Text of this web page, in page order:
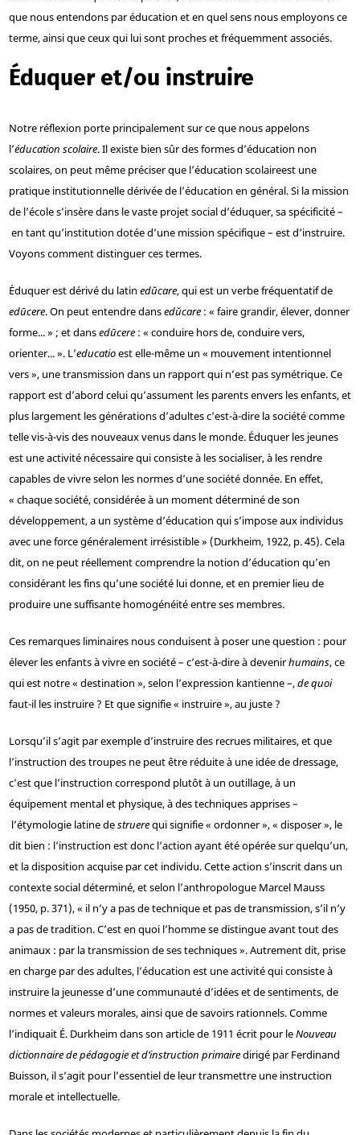
que nous entendons par éducation et en quel sens nous employons ce
terme, ainsi que ceux qui lui sont proches et fréquemment associés.
Éduquer et/ou instruire
Notre réflexion porte principalement sur ce que nous appelons
l’éducation scolaire. Il existe bien sûr des formes d’éducation non
scolaires, on peut même préciser que l’éducation scolaireest une
pratique institutionnelle dérivée de l’éducation en général. Si la mission
de l’école s’insère dans le vaste projet social d’éduquer, sa spécificité –
en tant qu’institution dotée d’une mission spécifique – est d’instruire.
Voyons comment distinguer ces termes.
Éduquer est dérivé du latin edŭcare, qui est un verbe fréquentatif de
edūcere. On peut entendre dansedŭcare: « faire grandir, élever, donner
forme... » ; et dansedūcere: « conduire hors de, conduire vers,
orienter... ». L’educatioest elle-même un « mouvement intentionnel
vers », une transmission dans un rapport qui n’est pas symétrique. Ce
rapport est d’abord celui qu’assument les parents envers les enfants, et
plus largement les générations d’adultes c’est-à-dire la société comme
telle vis-à-vis des nouveaux venus dans le monde. Éduquer les jeunes
est une activité nécessaire qui consiste à les socialiser, à les rendre
capables de vivre selon les normes d’une société donnée. En effet,
« chaque société, considérée à un moment déterminé de son
développement, a un système d’éducation qui s’impose aux individus
avec une force généralement irrésistible » (Durkheim, 1922, p. 45). Cela
dit, on ne peut réellement comprendre la notion d’éducation qu’en
considérant les fins qu’une société lui donne, et en premier lieu de
produire une suffisante homogénéité entre ses membres.
Ces remarques liminaires nous conduisent à poser une question : pour
élever les enfants à vivre en société – c’est-à-dire à devenirhumains, ce
qui est notre « destination », selon l’expression kantienne –,de quoi
faut-il les instruire ? Et que signifie « instruire », au juste ?
Lorsqu’il s’agit par exemple d’instruire des recrues militaires, et que
l’instruction des troupes ne peut être réduite à une idée de dressage,
c’est que l’instruction correspond plutôt à un outillage, à un
équipement mental et physique, à des techniques apprises –
l’étymologie latine destruerequi signifie « ordonner », « disposer », le
dit bien : l’instruction est donc l’action ayant été opérée sur quelqu’un,
et la disposition acquise par cet individu. Cette action s’inscrit dans un
contexte social déterminé, et selon l’anthropologue Marcel Mauss
(1950, p. 371), « il n’y a pas de technique et pas de transmission, s’il n’y
a pas de tradition. C’est en quoi l’homme se distingue avant tout des
animaux : par la transmission de ses techniques ». Autrement dit, prise
en charge par des adultes, l’éducation est une activité qui consiste à
instruire la jeunesse d’une communauté d’idées et de sentiments, de
normes et valeurs morales, ainsi que de savoirs rationnels. Comme
l’indiquait É. Durkheim dans son article de 1911 écrit pour leNouveau
dictionnaire de pédagogie et d’instruction primairedirigé par Ferdinand
Buisson, il s’agit pour l’essentiel de leur transmettre une instruction
morale et intellectuelle.